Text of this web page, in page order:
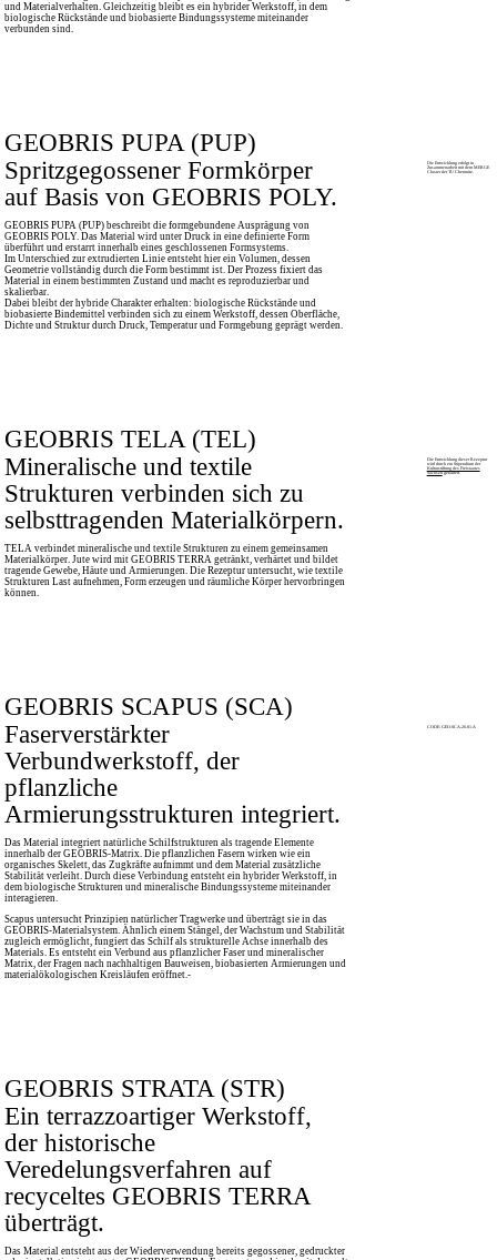
und Materialverhalten. Gleichzeitig bleibt es ein hybrider Werkstoff, in dem
biologische Rückstände und biobasierte Bindungssysteme miteinander
verbunden sind.
GEOBRIS PUPA (PUP)
Spritzgegossener Formkörper
auf Basis von GEOBRIS POLY.
Die Entwicklung erfolgt in
Zusammenarbeit mit dem MERGE
Cluster der TU Chemnitz.
GEOBRIS PUPA (PUP) beschreibt die formgebundene Ausprägung von
GEOBRIS POLY. Das Material wird unter Druck in eine definierte Form
überführt und erstarrt innerhalb eines geschlossenen Formsystems.
Im Unterschied zur extrudierten Linie entsteht hier ein Volumen, dessen
Geometrie vollständig durch die Form bestimmt ist. Der Prozess fixiert das
Material in einem bestimmten Zustand und macht es reproduzierbar und
skalierbar.
Dabei bleibt der hybride Charakter erhalten: biologische Rückstände und
biobasierte Bindemittel verbinden sich zu einem Werkstoff, dessen Oberfläche,
Dichte und Struktur durch Druck, Temperatur und Formgebung geprägt werden.
GEOBRIS TELA (TEL)
Mineralische und textile
Strukturen verbinden sich zu
selbsttragenden Materialkörpern.
Die Entwicklung dieser Rezeptur
wird durch ein Stipendium der
Kulturstiftung des Freistaates
Sachsengefördert.
TELA verbindet mineralische und textile Strukturen zu einem gemeinsamen
Materialkörper. Jute wird mit GEOBRIS TERRA getränkt, verhärtet und bildet
tragende Gewebe, Häute und Armierungen. Die Rezeptur untersucht, wie textile
Strukturen Last aufnehmen, Form erzeugen und räumliche Körper hervorbringen
können.
GEOBRIS SCAPUS (SCA)
Faserverstärkter
Verbundwerkstoff, der
pflanzliche
Armierungsstrukturen integriert.
CODE: GEO-SCA-26-01-A
Das Material integriert natürliche Schilfstrukturen als tragende Elemente
innerhalb der GEOBRIS-Matrix. Die pflanzlichen Fasern wirken wie ein
organisches Skelett, das Zugkräfte aufnimmt und dem Material zusätzliche
Stabilität verleiht. Durch diese Verbindung entsteht ein hybrider Werkstoff, in
dem biologische Strukturen und mineralische Bindungssysteme miteinander
interagieren.
Scapus untersucht Prinzipien natürlicher Tragwerke und überträgt sie in das
GEOBRIS-Materialsystem. Ähnlich einem Stängel, der Wachstum und Stabilität
zugleich ermöglicht, fungiert das Schilf als strukturelle Achse innerhalb des
Materials. Es entsteht ein Verbund aus pflanzlicher Faser und mineralischer
Matrix, der Fragen nach nachhaltigen Bauweisen, biobasierten Armierungen und
materialökologischen Kreisläufen eröffnet.-
GEOBRIS STRATA (STR)
Ein terrazzoartiger Werkstoff,
der historische
Veredelungsverfahren auf
recyceltes GEOBRIS TERRA
überträgt.
Das Material entsteht aus der Wiederverwendung bereits gegossener, gedruckter